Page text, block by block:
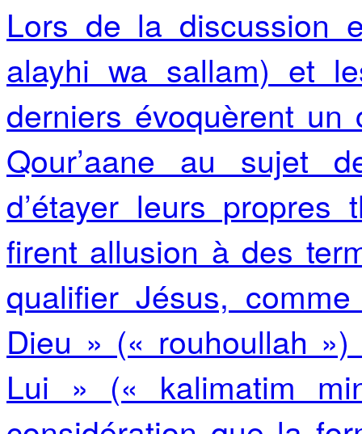
Lors de la discussion
alayhi wa sallam) et
derniers évoquèrent
Qour’aane au sujet
d’étayer leurs
firent allusion à des
qualifier Jésus,
Dieu » (« rouhoullah
Lui » (« kalimatim